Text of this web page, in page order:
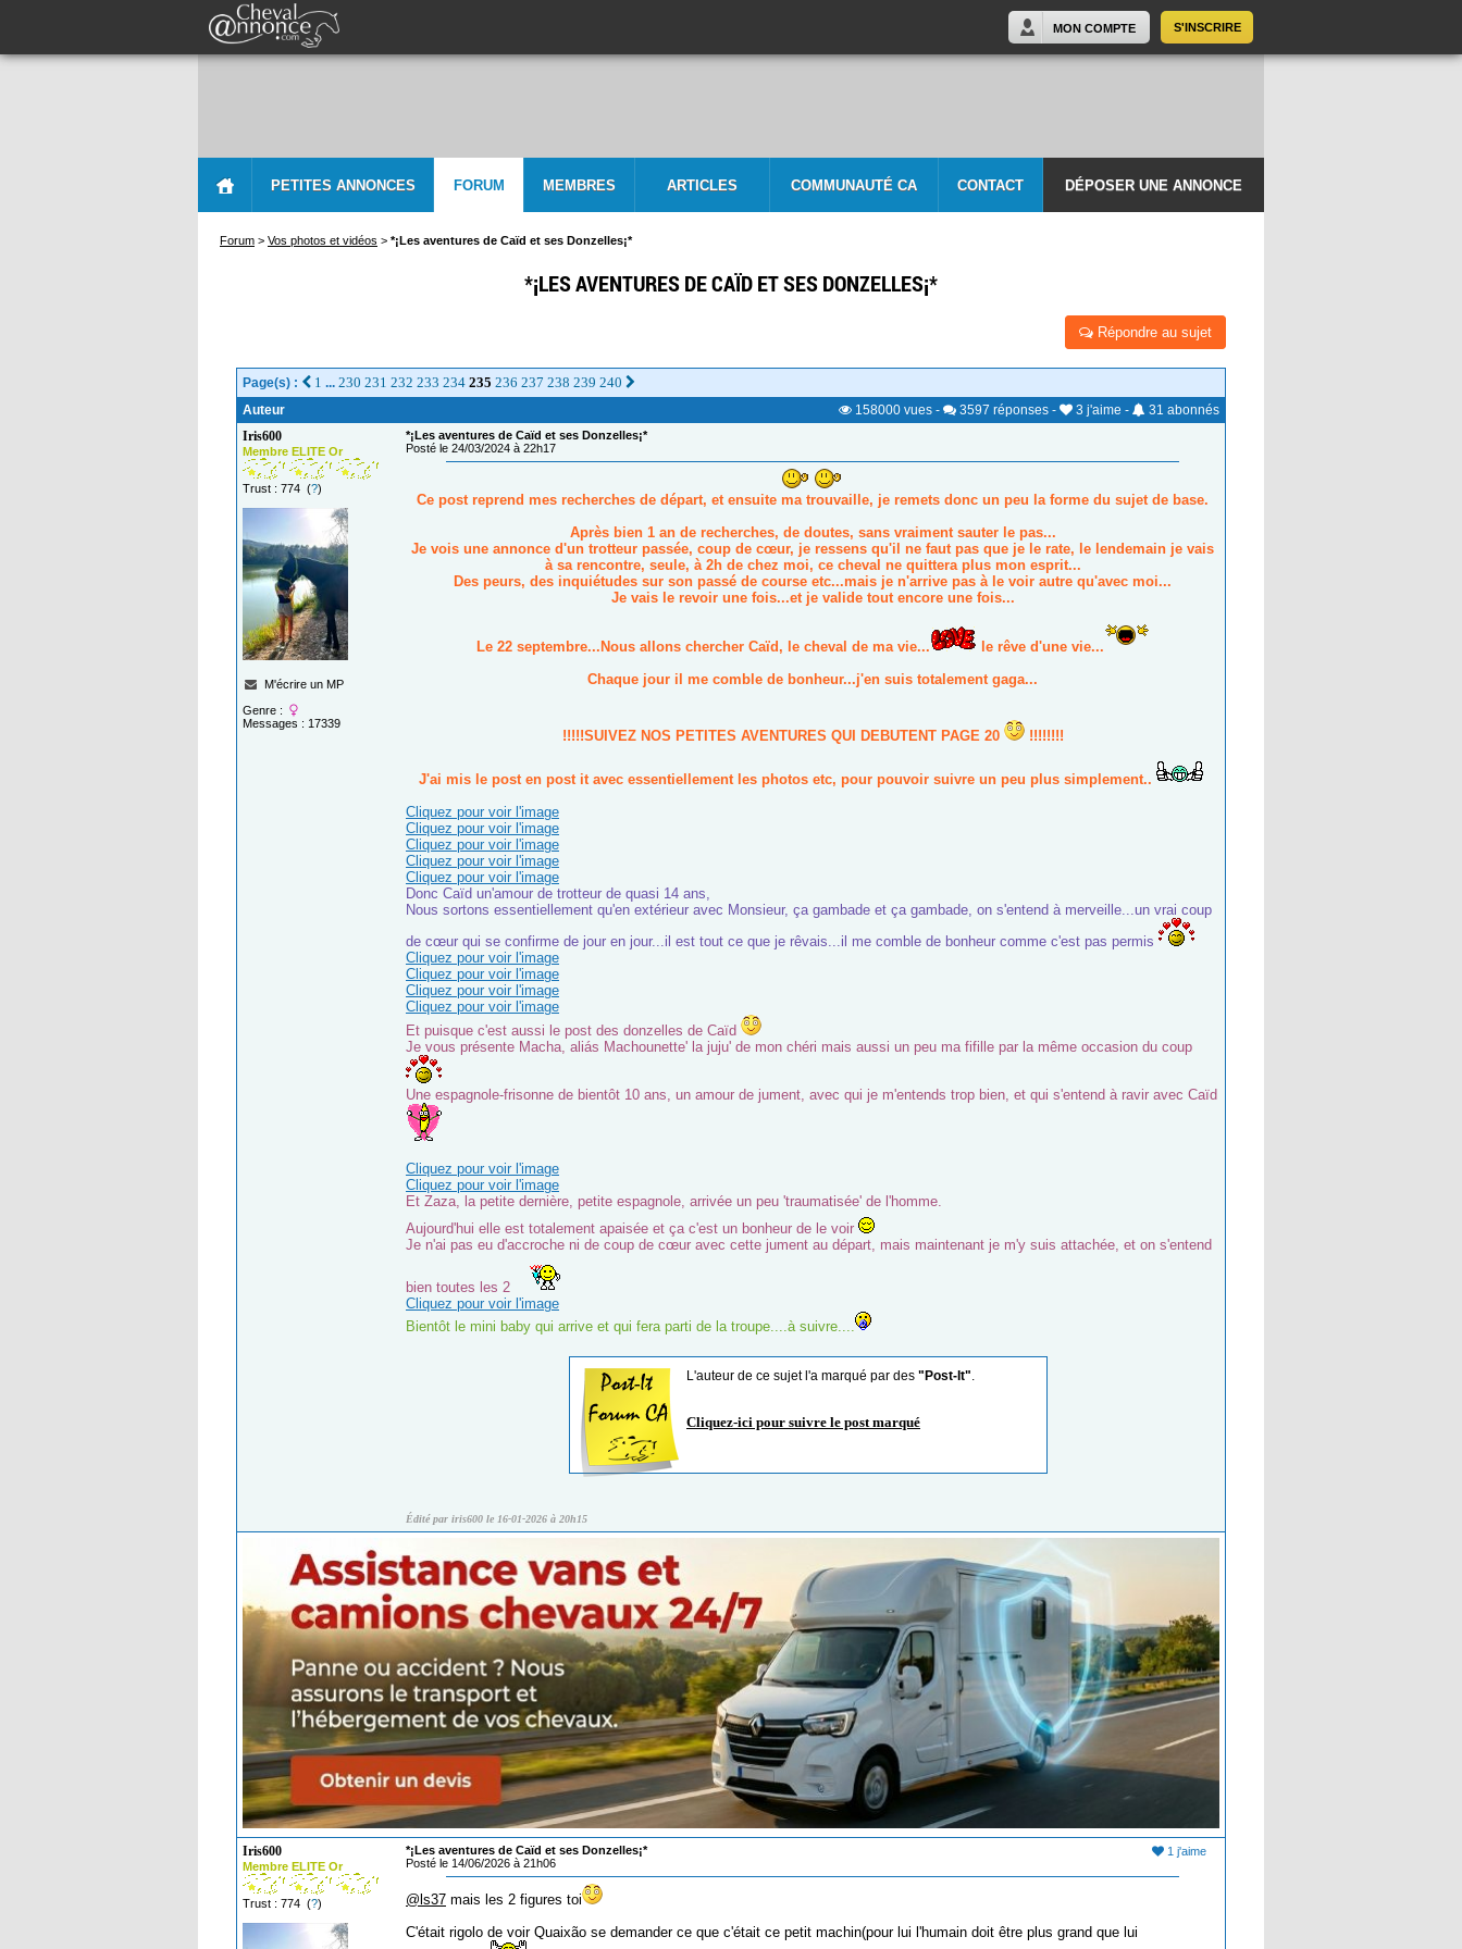
S'INSCRIRE
MON COMPTE
PETITES ANNONCES FORUM MEMBRES ARTICLES COMMUNAUTÉ CA CONTACT DÉPOSER UNE ANNONCE
Forum > Vos photos et vidéos > *¡Les aventures de Caïd et ses Donzelles¡*
*¡LES AVENTURES DE CAÏD ET SES DONZELLES¡*
Répondre au sujet
Page(s) : 1 ... 230 231 232 233 234 235 236 237 238 239 240
Auteur 158000 vues - 3597 réponses - 3 j'aime - 31 abonnés
Iris600
Membre ELITE Or
Trust : 774 (?)
M'écrire un MP
Genre :
Messages : 17339
*¡Les aventures de Caïd et ses Donzelles¡*
Posté le 24/03/2024 à 22h17
Ce post reprend mes recherches de départ, et ensuite ma trouvaille, je remets donc un peu la forme du sujet de base.
Après bien 1 an de recherches, de doutes, sans vraiment sauter le pas...
Je vois une annonce d'un trotteur passée, coup de cœur, je ressens qu'il ne faut pas que je le rate, le lendemain je vais
à sa rencontre, seule, à 2h de chez moi, ce cheval ne quittera plus mon esprit...
Des peurs, des inquiétudes sur son passé de course etc...mais je n'arrive pas à le voir autre qu'avec moi...
Je vais le revoir une fois...et je valide tout encore une fois...
Le 22 septembre...Nous allons chercher Caïd, le cheval de ma vie...
le rêve d'une vie...
Chaque jour il me comble de bonheur...j'en suis totalement gaga...
!!!!!SUIVEZ NOS PETITES AVENTURES QUI DEBUTENT PAGE 20 !!!!!!!!
J'ai mis le post en post it avec essentiellement les photos etc, pour pouvoir suivre un peu plus simplement..
Cliquez pour voir l'image
Cliquez pour voir l'image
Cliquez pour voir l'image
Cliquez pour voir l'image
Cliquez pour voir l'image
Donc Caïd un'amour de trotteur de quasi 14 ans,
Nous sortons essentiellement qu'en extérieur avec Monsieur, ça gambade et ça gambade, on s'entend à merveille...un vrai coup
de cœur qui se confirme de jour en jour...il est tout ce que je rêvais...il me comble de bonheur comme c'est pas permis
Cliquez pour voir l'image
Cliquez pour voir l'image
Cliquez pour voir l'image
Cliquez pour voir l'image
Et puisque c'est aussi le post des donzelles de Caïd
Je vous présente Macha, aliás Machounette' la juju' de mon chéri mais aussi un peu ma fifille par la même occasion du coup
Une espagnole-frisonne de bientôt 10 ans, un amour de jument, avec qui je m'entends trop bien, et qui s'entend à ravir avec Caïd
Cliquez pour voir l'image
Cliquez pour voir l'image
Et Zaza, la petite dernière, petite espagnole, arrivée un peu 'traumatisée' de l'homme.
Aujourd'hui elle est totalement apaisée et ça c'est un bonheur de le voir
Je n'ai pas eu d'accroche ni de coup de cœur avec cette jument au départ, mais maintenant je m'y suis attachée, et on s'entend
bien toutes les 2
Cliquez pour voir l'image
Bientôt le mini baby qui arrive et qui fera parti de la troupe....à suivre....
L'auteur de ce sujet l'a marqué par des "Post-It".
Cliquez-ici pour suivre le post marqué
Édité par iris600 le 16-01-2026 à 20h15
Iris600
Membre ELITE Or
Trust : 774 (?)
1 j'aime
*¡Les aventures de Caïd et ses Donzelles¡*
Posté le 14/06/2026 à 21h06
@ls37 mais les 2 figures toi
C'était rigolo de voir Quaixão se demander ce que c'était ce petit machin(pour lui l'humain doit être plus grand que lui